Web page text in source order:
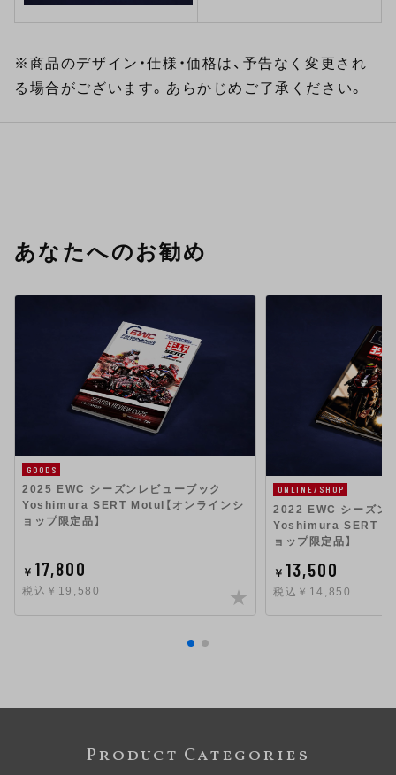
※商品のデザイン・仕様・価格は、予告なく変更され
る場合がございます。あらかじめご了承ください。
あなたへのお勧め
GOODS
2025 EWC シーズンレビューブック
Yoshimura SERT Motul【オンラインシ
ョップ限定品】
￥ 17,800
税込￥19,580
ONLINE/SHOP
2022 EWC シーズン
Yoshimura SERT
ョップ限定品】
￥ 13,500
税込￥14,850
Product Categories